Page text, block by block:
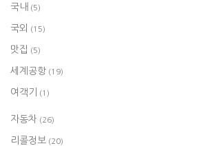
국내 (5)
국외 (15)
맛집 (5)
세계공항 (19)
여객기 (1)
자동차 (26)
리콜정보 (20)